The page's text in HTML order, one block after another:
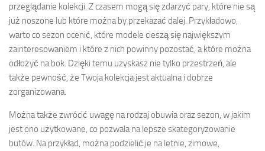
przeglądanie kolekcji. Z czasem mogą się zdarzyć pary, które nie są
już noszone lub które można by przekazać dalej. Przykładowo,
warto co sezon ocenić, które modele cieszą się największym
zainteresowaniem i które z nich powinny pozostać, a które można
odłożyć na bok. Dzięki temu uzyskasz nie tylko przestrzeń, ale
także pewność, że Twoja kolekcja jest aktualna i dobrze
zorganizowana.
Można także zwrócić uwagę na rodzaj obuwia oraz sezon, w jakim
jest ono użytkowane, co pozwala na lepsze skategoryzowanie
butów. Na przykład, można podzielić je na letnie, zimowe,